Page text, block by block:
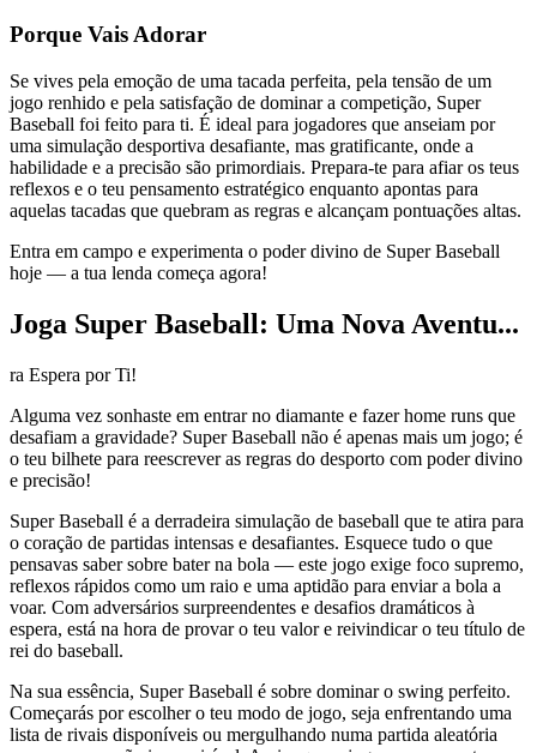
Porque Vais Adorar
Se vives pela emoção de uma tacada perfeita, pela tensão de um
jogo renhido e pela satisfação de dominar a competição, Super
Baseball foi feito para ti. É ideal para jogadores que anseiam por
uma simulação desportiva desafiante, mas gratificante, onde a
habilidade e a precisão são primordiais. Prepara-te para afiar os teus
reflexos e o teu pensamento estratégico enquanto apontas para
aquelas tacadas que quebram as regras e alcançam pontuações altas.
Entra em campo e experimenta o poder divino de Super Baseball
hoje — a tua lenda começa agora!
Joga Super Baseball: Uma Nova Aventu...
ra Espera por Ti!
Alguma vez sonhaste em entrar no diamante e fazer home runs que
desafiam a gravidade? Super Baseball não é apenas mais um jogo; é
o teu bilhete para reescrever as regras do desporto com poder divino
e precisão!
Super Baseball é a derradeira simulação de baseball que te atira para
o coração de partidas intensas e desafiantes. Esquece tudo o que
pensavas saber sobre bater na bola — este jogo exige foco supremo,
reflexos rápidos como um raio e uma aptidão para enviar a bola a
voar. Com adversários surpreendentes e desafios dramáticos à
espera, está na hora de provar o teu valor e reivindicar o teu título de
rei do baseball.
Na sua essência, Super Baseball é sobre dominar o swing perfeito.
Começarás por escolher o teu modo de jogo, seja enfrentando uma
lista de rivais disponíveis ou mergulhando numa partida aleatória